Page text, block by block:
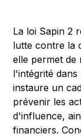
La loi Sapin 2
lutte contre la
elle permet
l'intégrité dans
instaure un
prévenir les
d'influence,
financiers.